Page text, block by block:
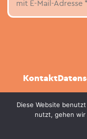
Kontakt
©
Diese Website
nutzt, gehen wir